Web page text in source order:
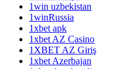
1win uzbekistan
1winRussia
1xbet apk
1xbet AZ Casino
1XBET AZ Giriş
1xbet Azerbajan